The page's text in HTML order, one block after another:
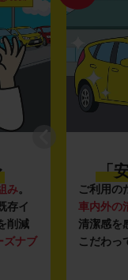
み。
存イ
削減
ズナブ
「
ご利用の
車内外の
清潔感を
こだわっ